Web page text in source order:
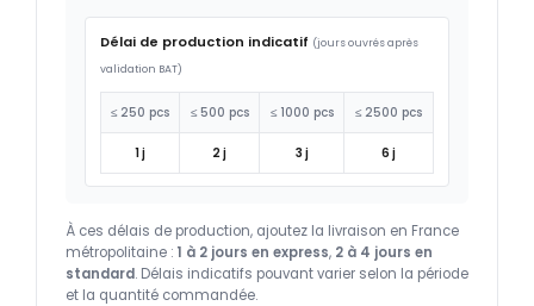
Délai de production indicatif (jours ouvrés après
validation BAT)
≤ 250 pcs ≤ 500 pcs ≤ 1000 pcs ≤ 2500 pcs
1 j 2 j 3 j 6 j
À ces délais de production, ajoutez la livraison en France
métropolitaine : 1 à 2 jours en express, 2 à 4 jours en
standard. Délais indicatifs pouvant varier selon la période
et la quantité commandée.